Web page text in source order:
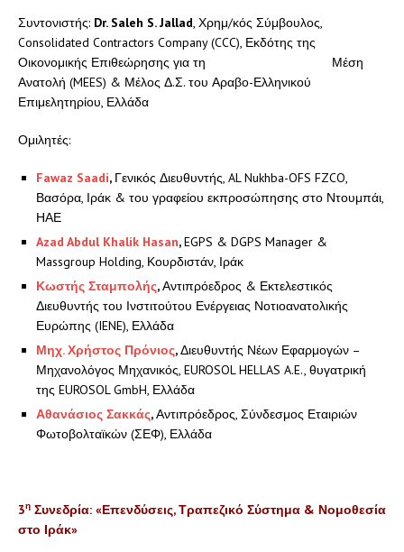
Συντονιστής: Dr. Saleh S. Jallad, Χρημ/κός Σύμβουλος,
Consolidated Contractors Company (CCC), Εκδότης της
Οικονομικής Επιθεώρησης για τη Μέση
Ανατολή (MEES) & Μέλος Δ.Σ. του Αραβο-Ελληνικού
Επιμελητηρίου, Ελλάδα
Ομιλητές:
Fawaz Saadi, Γενικός Διευθυντής, AL Nukhba-OFS FZCO,
Βασόρα, Ιράκ & του γραφείου εκπροσώπησης στο Ντουμπάι,
ΗΑΕ
Azad Abdul Khalik Hasan,EGPS & DGPS Manager &
Massgroup Holding, Κουρδιστάν, Ιράκ
Κωστής Σταμπολής,Αντιπρόεδρος & Εκτελεστικός
Διευθυντής του Ινστιτούτου Ενέργειας Νοτιοανατολικής
Ευρώπης (IENE), Ελλάδα
Μηχ. Χρήστος Πρόνιος,Διευθυντής Νέων Εφαρμογών –
Μηχανολόγος Μηχανικός, EUROSOL HELLAS A.E., θυγατρική
της EUROSOL GmbH, Ελλάδα
Αθανάσιος Σακκάς,Αντιπρόεδρος, Σύνδεσμος Εταιριών
Φωτοβολταϊκών (ΣΕΦ), Ελλάδα
3η Συνεδρία: «Επενδύσεις, Τραπεζικό Σύστημα & Νομοθεσία
στο Ιράκ»